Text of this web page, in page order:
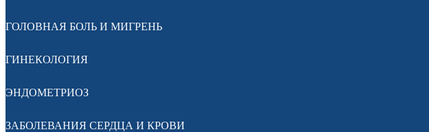
ГОЛОВНАЯ БОЛЬ И МИГРЕНЬ
ГИНЕКОЛОГИЯ
ЭНДОМЕТРИОЗ
ЗАБОЛЕВАНИЯ СЕРДЦА И КРОВИ